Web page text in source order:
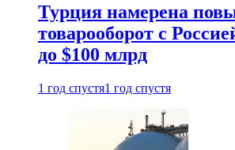
Турция намерена
товарооборот с
до $100 млрд
1 год спустя1 год спустя